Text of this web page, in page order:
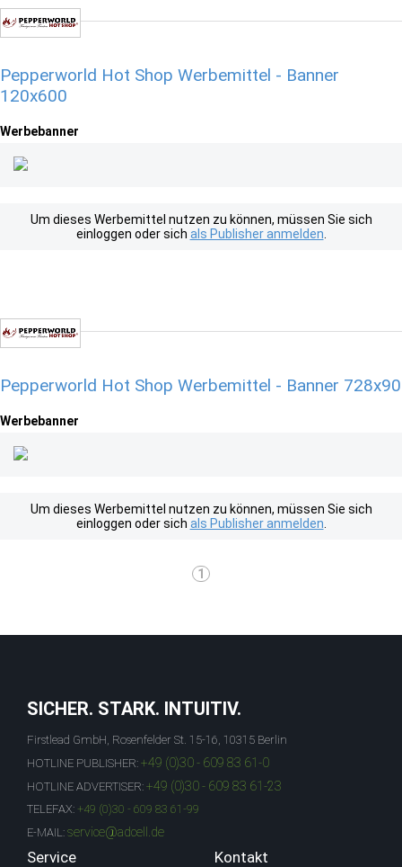
Pepperworld Hot Shop Werbemittel - Banner
120x600
Werbebanner
Um dieses Werbemittel nutzen zu können, müssen Sie sich
einloggen oder sich als Publisher anmelden
Pepperworld Hot Shop Werbemittel - Banner 728x90
Werbebanner
Um dieses Werbemittel nutzen zu können, müssen Sie sich
einloggen oder sich als Publisher anmelden
1
SICHER. STARK. INTUITIV.
Firstlead GmbH, Rosenfelder St. 15-16, 10315 Berlin
HOTLINE PUBLISHER: +49 (0)30 - 609 83 61-0
HOTLINE ADVERTISER: +49 (0)30 - 609 83 61-23
TELEFAX: +49 (0)30 - 609 83 61-99
E-MAIL: service@adcell.de
Service Kontakt